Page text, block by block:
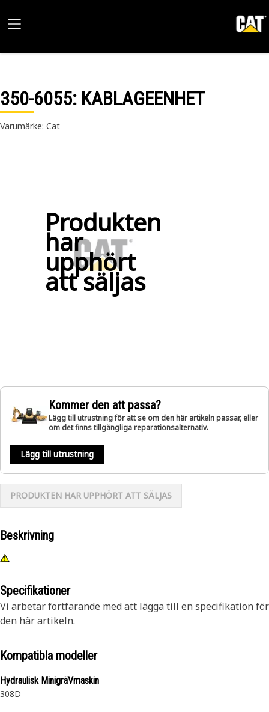
350-6055: KABLAGEENHET
Varumärke: Cat
Produkten
har
upphört
att säljas
Kommer den att passa?
Lägg till utrustning för att se om den här artikeln passar, eller
om det finns tillgängliga reparationsalternativ.
Lägg till utrustning
PRODUKTEN HAR UPPHÖRT ATT SÄLJAS
Beskrivning
Specifikationer
Vi arbetar fortfarande med att lägga till en specifikation för
den här artikeln.
Kompatibla modeller
Hydraulisk MinigräVmaskin
308D